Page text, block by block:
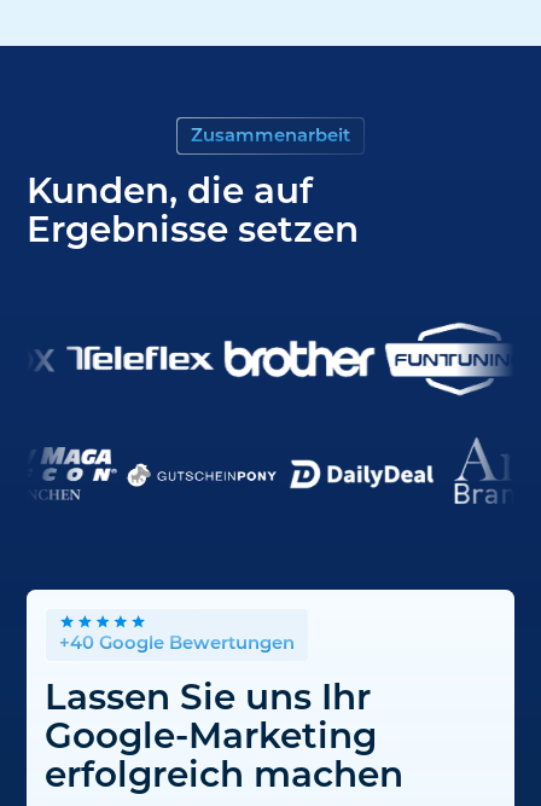
Zusammenarbeit
Kunden, die auf
Ergebnisse setzen
+40 Google Bewertungen
Lassen Sie uns Ihr
Google-Marketing
erfolgreich machen